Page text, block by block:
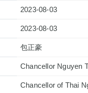
2023-08-03
2023-08-03
包正豪
Chancellor Nguyen
Chancellor of Thai